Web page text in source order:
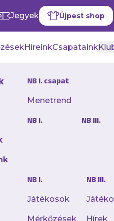
Jegyek Újpest shop
HíreinkCsapataink
NB I. csapat
Menetrend
NB I. NB III.
NB I.
Játékosok
Mérkőzések
NB III.
Hírek
Legyőzte
futsalcsapatunk,
Futsal Akadémiát.